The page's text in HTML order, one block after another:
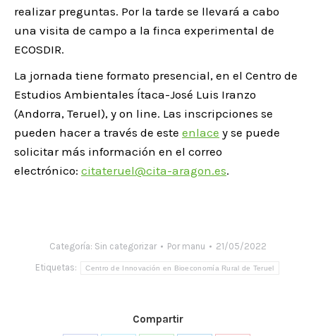
realizar preguntas. Por la tarde se llevará a cabo
una visita de campo a la finca experimental de
ECOSDIR.
La jornada tiene formato presencial, en el Centro de
Estudios Ambientales Ítaca-José Luis Iranzo
(Andorra, Teruel), y on line. Las inscripciones se
pueden hacer a través de este enlace y se puede
solicitar más información en el correo
electrónico: citateruel@cita-aragon.es.
Categoría: Sin categorizar Por manu 21/05/2022
Etiquetas: Centro de Innovación en Bioeconomía Rural de Teruel
Compartir